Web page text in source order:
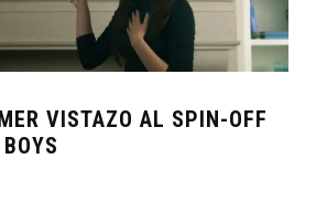
VISTAZO AL SPIN-OFF